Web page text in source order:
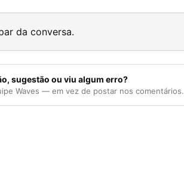
da conversa.
sugestão ou viu algum erro?
Waves — em vez de postar nos comentários.